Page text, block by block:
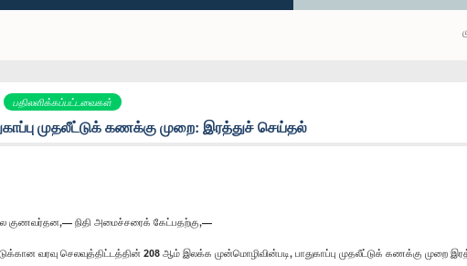
பதிலளிக்கப்பட்டவைகள்
முதலீட்டுக் கணக்கு முறை: இரத்துச் செய்தல்
குணவர்தன,— நிதி அமைச்சரைக் கேட்பதற்கு,—
வரவு செலவுத்திட்டத்தின் 208 ஆம் இலக்க முன்மொழிவின்படி, பாதுகாப்பு முதலீட்டுக் கணக்கு முறை